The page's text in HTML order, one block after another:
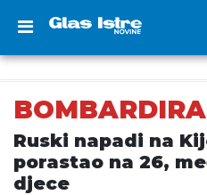
Ruski napadi na
porastao na 26,
djece